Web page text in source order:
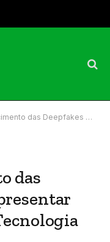
Pode Representar um Desafio para a Tecnologia
das